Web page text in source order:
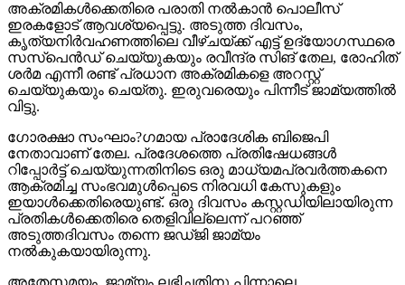
അക്രമികള്‍ക്കെതിരെ പരാതി നല്‍കാന്‍ പൊലീസ്
ഇരകളോട് ആവശ്യപ്പെട്ടു. അടുത്ത ദിവസം,
കൃത്യനിര്‍വഹണത്തിലെ വീഴ്ചയ്ക്ക് എട്ട് ഉദ്യോഗസ്ഥരെ
സസ്‌പെന്‍ഡ് ചെയ്യുകയും രവീന്ദ്ര സിങ് തേല, രോഹിത്
ശര്‍മ എന്നീ രണ്ട് പ്രധാന അക്രമികളെ അറസ്റ്റ്
ചെയ്യുകയും ചെയ്തു. ഇരുവരെയും പിന്നീട് ജാമ്യത്തില്‍
വിട്ടു.
ഗോരക്ഷാ സംഘാം?ഗമായ പ്രാദേശിക ബിജെപി
നേതാവാണ് തേല. പ്രദേശത്തെ പ്രതിഷേധങ്ങള്‍
റിപ്പോര്‍ട്ട് ചെയ്യുന്നതിനിടെ ഒരു മാധ്യമപ്രവര്‍ത്തകനെ
ആക്രമിച്ച സംഭവമുള്‍പ്പെടെ നിരവധി കേസുകളും
ഇയാള്‍ക്കെതിരെയുണ്ട്. ഒരു ദിവസം കസ്റ്റഡിയിലായിരുന്ന
പ്രതികള്‍ക്കെതിരെ തെളിവില്ലെന്ന് പറഞ്ഞ്
അടുത്തദിവസം തന്നെ ജഡ്ജി ജാമ്യം
നല്‍കുകയായിരുന്നു.
അതേസമയം, ജാമ്യം ലഭിച്ചതിനു പിന്നാലെ